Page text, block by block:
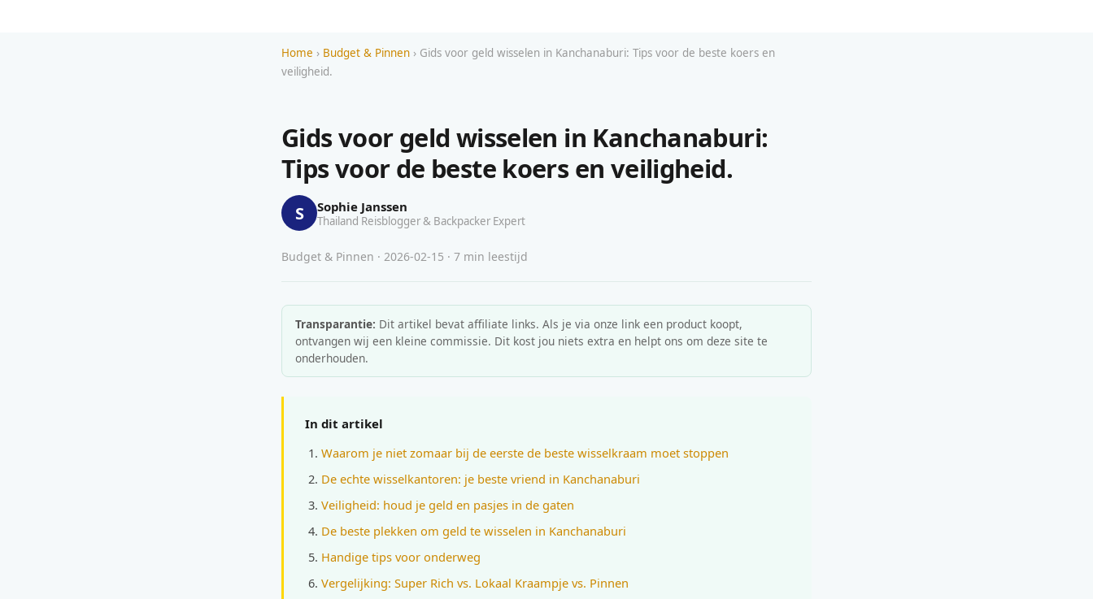
Home › Budget & Pinnen › Gids voor geld wisselen in Kanchanaburi: Tips voor de beste koers en
veiligheid.
Gids voor geld wisselen in Kanchanaburi:
Tips voor de beste koers en veiligheid.
S Sophie Janssen
Thailand Reisblogger & Backpacker Expert
Budget & Pinnen · 2026-02-15 · 7 min leestijd
Transparantie: Dit artikel bevat affiliate links. Als je via onze link een product koopt,
ontvangen wij een kleine commissie. Dit kost jou niets extra en helpt ons om deze site te
onderhouden.
In dit artikel
Waarom je niet zomaar bij de eerste de beste wisselkraam moet stoppen
De echte wisselkantoren: je beste vriend in Kanchanaburi
Veiligheid: houd je geld en pasjes in de gaten
De beste plekken om geld te wisselen in Kanchanaburi
Handige tips voor onderweg
Vergelijking: Super Rich vs. Lokaal Kraampje vs. Pinnen